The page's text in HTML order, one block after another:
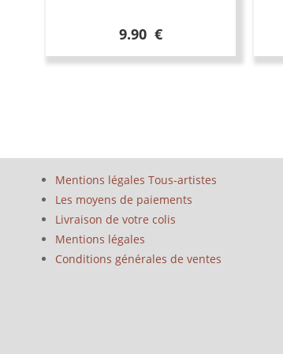
9.90 €
Mentions légales Tous-artistes
Les moyens de paiements
Livraison de votre colis
Mentions légales
Conditions générales de ventes